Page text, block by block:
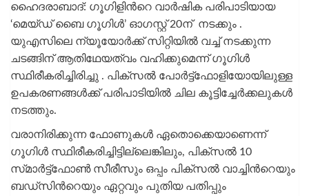
ഹൈദരാബാദ്: ഗൂഗിളിന്‍റെ വാർഷിക പരിപാടിയായ
‘മെയ്‌ഡ് ബൈ ഗൂഗിൾ’ ഓഗസ്റ്റ് 20ന് നടക്കും .
യുഎസിലെ ന്യൂയോർക്ക് സിറ്റിയിൽ വച്ച് നടക്കുന്ന
ചടങ്ങിന് ആതിഥേയത്വം വഹിക്കുമെന്ന് ഗൂഗിൾ
സ്ഥിരീകരിച്ചിരിച്ചു . പിക്‌സൽ പോർട്ട്ഫോളിയോയിലുള്ള
ഉപകരണങ്ങൾക്ക് പരിപാടിയിൽ ചില കൂട്ടിച്ചേർക്കലുകൾ
നടത്തും.
വരാനിരിക്കുന്ന ഫോണുകൾ ഏതൊക്കെയാണെന്ന്
ഗൂഗിൾ സ്ഥിരീകരിച്ചിട്ടില്ലെങ്കിലും, പിക്‌സൽ 10
സ്‌മാർട്ട്‌ഫോൺ സീരീസും ഒപ്പം പിക്‌സൽ വാച്ചിന്‍റെയും
ബഡ്‌സിന്‍റെയും ഏറ്റവും പുതിയ പതിപ്പും